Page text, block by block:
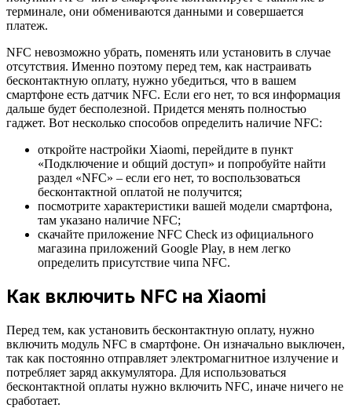
терминале, они обмениваются данными и совершается
платеж.
NFC невозможно убрать, поменять или установить в случае
отсутствия. Именно поэтому перед тем, как настраивать
бесконтактную оплату, нужно убедиться, что в вашем
смартфоне есть датчик NFC. Если его нет, то вся информация
дальше будет бесполезной. Придется менять полностью
гаджет. Вот несколько способов определить наличие NFC:
откройте настройки Xiaomi, перейдите в пункт
«Подключение и общий доступ» и попробуйте найти
раздел «NFC» – если его нет, то воспользоваться
бесконтактной оплатой не получится;
посмотрите характеристики вашей модели смартфона,
там указано наличие NFC;
скачайте приложение NFC Check из официального
магазина приложений Google Play, в нем легко
определить присутствие чипа NFC.
Как включить NFC на Xiaomi
Перед тем, как установить бесконтактную оплату, нужно
включить модуль NFC в смартфоне. Он изначально выключен,
так как постоянно отправляет электромагнитное излучение и
потребляет заряд аккумулятора. Для использоваться
бесконтактной оплаты нужно включить NFC, иначе ничего не
сработает.